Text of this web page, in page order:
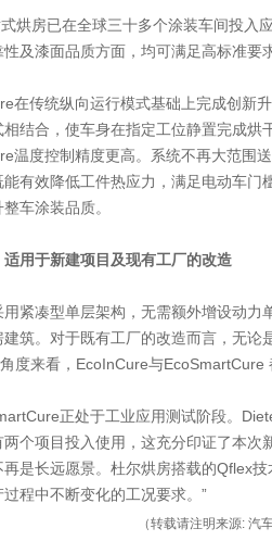
烘房已在全球三十多个涂装车间投入
性及漆面品质方面，均可满足高标准要
在传统纵向运行模式基础上完成创新
相结合，使车身在指定工位静置完成烘
温度控制精度更高。系统不再大范围
能有效降低工件热应力，满足电动车门
车涂装品质。
适用于新建项目及现有工厂的改造
紧凑型单层架构，无需额外增设动力
建筑。对于既有工厂的改造而言，无论
度来看，EcoInCure与EcoSmartCure
正处于工业应用测试阶段。
个项目投入使用，这充分印证了本次
是长远愿景。杜尔烘房搭载的Qflex
过程中不断变化的工况要求。”
（转载请注明来源: 汽